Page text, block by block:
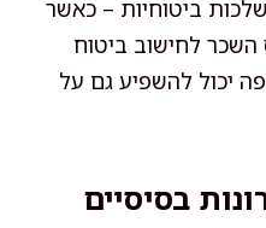
ביטוחיות – כאשר
לחישוב ביטוח
יכול להשפיע גם על
בסיסיים